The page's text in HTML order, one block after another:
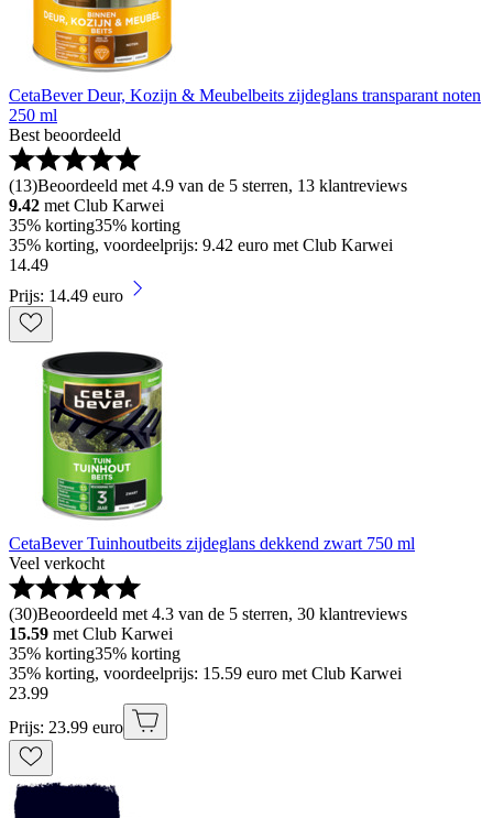
CetaBever Deur, Kozijn & Meubelbeits zijdeglans transparant noten
250 ml
Best beoordeeld
(13)Beoordeeld met 4.9 van de 5 sterren, 13 klantreviews
9.42 met Club Karwei
35% korting35% korting
35% korting, voordeelprijs: 9.42 euro met Club Karwei
14.49
Prijs: 14.49 euro
CetaBever Tuinhoutbeits zijdeglans dekkend zwart 750 ml
Veel verkocht
(30)Beoordeeld met 4.3 van de 5 sterren, 30 klantreviews
15.59 met Club Karwei
35% korting35% korting
35% korting, voordeelprijs: 15.59 euro met Club Karwei
23.99
Prijs: 23.99 euro